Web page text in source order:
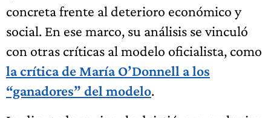
concreta frente al deterioro económico y
social. En ese marco, su análisis se vinculó
con otras críticas al modelo oficialista, como
la crítica de María O’Donnell a los
“ganadores” del modelo.